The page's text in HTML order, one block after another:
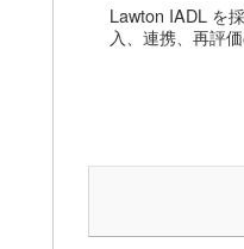
Lawton IADL を
入、連携、再評